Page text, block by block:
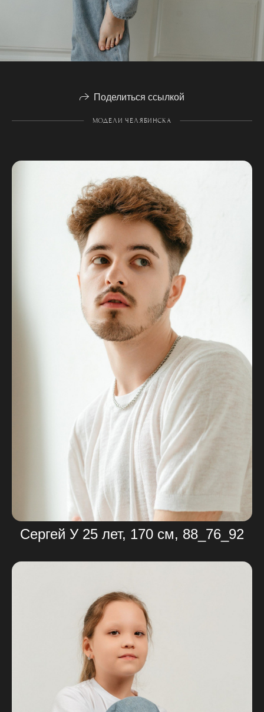
Поделиться ссылкой
МОДЕЛИ ЧЕЛЯБИНСКА
Сергей У 25 лет, 170 см, 88_76_92